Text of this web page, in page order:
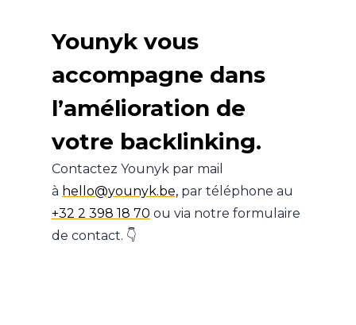
Younyk vous
accompagne dans
l’amélioration de
votre backlinking.
Contactez Younyk par mail
à hello@younyk.be,par téléphone au
+32 2 398 18 70 ou via notre formulaire
de contact. 👇